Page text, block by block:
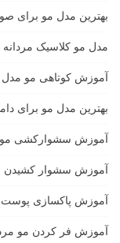
بهترين مدل مو براى
مدل مو کلاسیک مردانه
آموزش کوتاهی مو مدل
بهترین مدل مو برای
آموزش سشوارکشی موی
آموزش سشوار کشیدن
آموزش پاکسازی پوست
آموزش فر کردن مو